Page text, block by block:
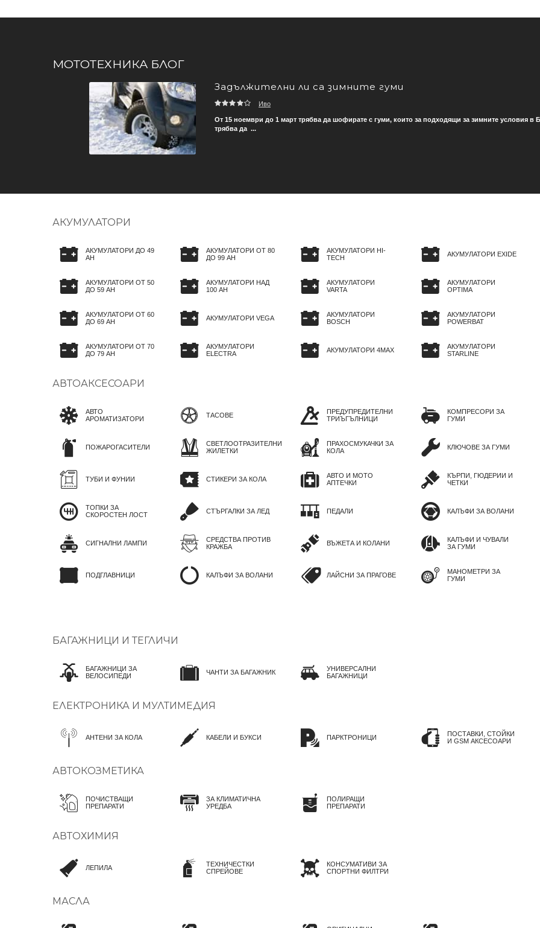
МОТОТЕХНИКА БЛОГ
Задължителни ли са зимните гуми
Иво
От 15 ноември до 1 март трябва да шофирате с гуми, които за подходящи за зимните условия в
трябва да ...
АКУМУЛАТОРИ
АКУМУЛАТОРИ ДО 49
AH
АКУМУЛАТОРИ ОТ 50
ДО 59 AH
АКУМУЛАТОРИ ОТ 60
ДО 69 AH
АКУМУЛАТОРИ ОТ 70
ДО 79 AH
АКУМУЛАТОРИ ОТ 80
ДО 99 AH
АКУМУЛАТОРИ НАД
100 AH
АКУМУЛАТОРИ VEGA
АКУМУЛАТОРИ
ELECTRA
АКУМУЛАТОРИ HI-
TECH
АКУМУЛАТОРИ
VARTA
АКУМУЛАТОРИ
BOSCH
АКУМУЛАТОРИ 4MAX
АКУМУЛАТОРИ EXIDE
АКУМУЛАТОРИ
OPTIMA
АКУМУЛАТОРИ
POWERBAT
АКУМУЛАТОРИ
STARLINE
АВТОАКСЕСОАРИ
АВТО
АРОМАТИЗАТОРИ
ПОЖАРОГАСИТЕЛИ
ТУБИ И ФУНИИ
ТОПКИ ЗА
СКОРОСТЕН ЛОСТ
СИГНАЛНИ ЛАМПИ
ПОДГЛАВНИЦИ
ТАСОВЕ
СВЕТЛООТРАЗИТЕЛНИ
ЖИЛЕТКИ
СТИКЕРИ ЗА КОЛА
СТЪРГАЛКИ ЗА ЛЕД
СРЕДСТВА ПРОТИВ
КРАЖБА
КАЛЪФИ ЗА ВОЛАНИ
ПРЕДУПРЕДИТЕЛНИ
ТРИЪГЪЛНИЦИ
ПРАХОСМУКАЧКИ ЗА
КОЛА
АВТО И МОТО
АПТЕЧКИ
ПЕДАЛИ
ВЪЖЕТА И КОЛАНИ
ЛАЙСНИ ЗА ПРАГОВЕ
КОМПРЕСОРИ ЗА
ГУМИ
КЛЮЧОВЕ ЗА ГУМИ
КЪРПИ, ГЮДЕРИИ И
ЧЕТКИ
КАЛЪФИ ЗА ВОЛАНИ
КАЛЪФИ И ЧУВАЛИ
ЗА ГУМИ
МАНОМЕТРИ ЗА
ГУМИ
БАГАЖНИЦИ И ТЕГЛИЧИ
БАГАЖНИЦИ ЗА
ВЕЛОСИПЕДИ
ЧАНТИ ЗА БАГАЖНИК
УНИВЕРСАЛНИ
БАГАЖНИЦИ
ЕЛЕКТРОНИКА И МУЛТИМЕДИЯ
АНТЕНИ ЗА КОЛА КАБЕЛИ И БУКСИ ПАРКТРОНИЦИ
ПОСТАВКИ, СТОЙКИ
И GSM АКСЕСОАРИ
АВТОКОЗМЕТИКА
ПОЧИСТВАЩИ
ПРЕПАРАТИ
ЗА КЛИМАТИЧНА
УРЕДБА
ПОЛИРАЩИ
ПРЕПАРАТИ
АВТОХИМИЯ
ЛЕПИЛА
ТЕХНИЧЕСТКИ
СПРЕЙОВЕ
КОНСУМАТИВИ ЗА
СПОРТНИ ФИЛТРИ
МАСЛА